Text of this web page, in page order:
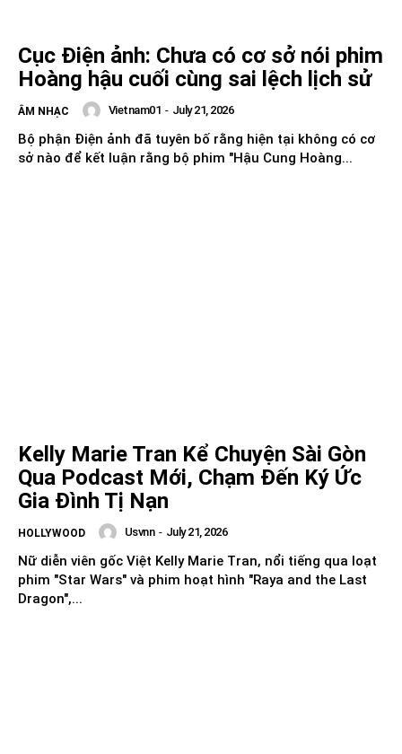
Cục Điện ảnh: Chưa có cơ sở nói phim
Hoàng hậu cuối cùng sai lệch lịch sử
ÂM NHẠC Vietnam01 - July 21, 2026
Bộ phận Điện ảnh đã tuyên bố rằng hiện tại không có cơ
sở nào để kết luận rằng bộ phim "Hậu Cung Hoàng...
Kelly Marie Tran Kể Chuyện Sài Gòn
Qua Podcast Mới, Chạm Đến Ký Ức
Gia Đình Tị Nạn
HOLLYWOOD Usvnn - July 21, 2026
Nữ diễn viên gốc Việt Kelly Marie Tran, nổi tiếng qua loạt
phim "Star Wars" và phim hoạt hình "Raya and the Last
Dragon",...